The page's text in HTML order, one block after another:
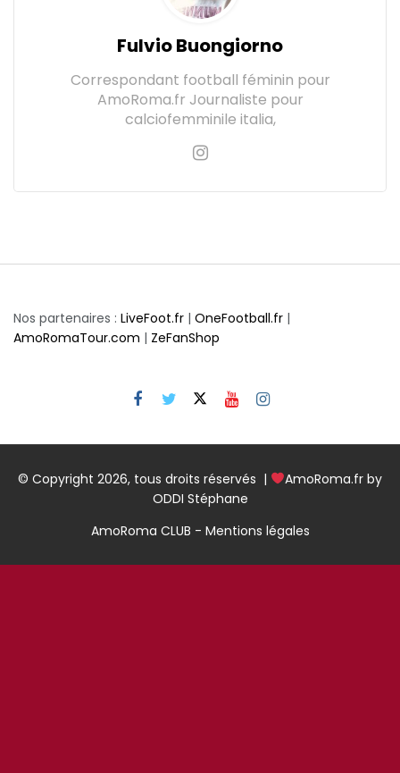
Fulvio Buongiorno
Correspondant football féminin pour
AmoRoma.fr Journaliste pour
calciofemminile italia,
Nos partenaires : LiveFoot.fr | OneFootball.fr |
AmoRomaTour.com | ZeFanShop
© Copyright 2026, tous droits réservés |
AmoRoma.fr by
ODDI Stéphane
AmoRoma CLUB - Mentions légales